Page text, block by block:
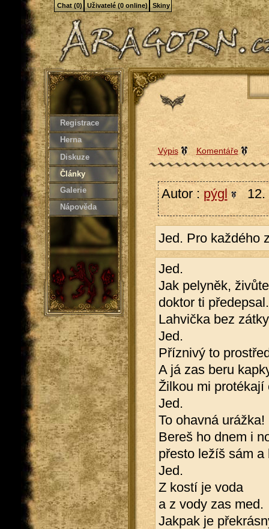
Registrace
Herna
Diskuze
Články
Galerie
Nápověda
Výpis Komentáře
Autor : pýgl 12.
Jed. Pro každého
Jed.
Jak pelyněk,
doktor ti předepsal.
Lahvička bez
Jed.
Příznivý to
A já zas beru
Žilkou mi protékají
Jed.
To ohavná urážka!
Bereš ho dnem i
přesto ležíš sám a
Jed.
Z kostí je voda
a z vody zas med.
Jakpak je
Chat (0) Uživatelé (0 online) Skiny